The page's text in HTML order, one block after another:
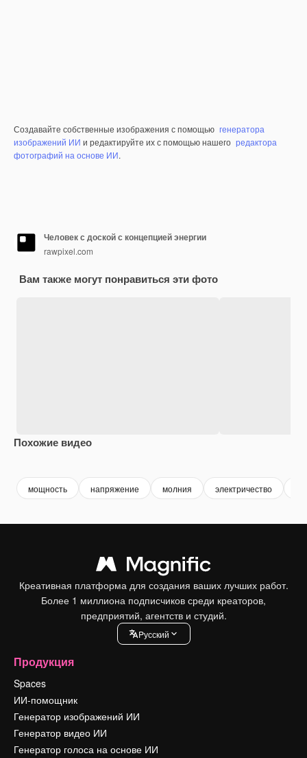
Создавайте собственные изображения с помощью генератора
изображений ИИ и редактируйте их с помощью нашего редактора
фотографий на основе ИИ.
Человек с доской с концепцией энергии
rawpixel.com
Вам также могут понравиться эти фото
Похожие видео
мощность напряжение молния электричество
Креативная платформа для создания ваших лучших работ.
Более 1 миллиона подписчиков среди креаторов,
предприятий, агентств и студий.
Pусский
Продукция
Spaces
ИИ-помощник
Генератор изображений ИИ
Генератор видео ИИ
Генератор голоса на основе ИИ